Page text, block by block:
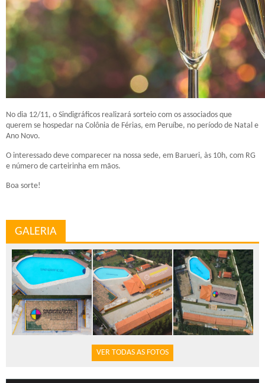
No dia 12/11, o Sindigráficos realizará sorteio com os associados que
querem se hospedar na Colônia de Férias, em Peruíbe, no período de Natal e
Ano Novo.
O interessado deve comparecer na nossa sede, em Barueri, às 10h, com RG
e número de carteirinha em mãos.
Boa sorte!
GALERIA
VER TODAS AS FOTOS